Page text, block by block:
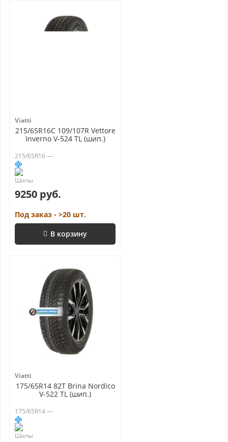
Viatti
215/65R16C 109/107R Vettore
Inverno V-524 TL (шип.)
215/65R16 —
9250 руб.
Под заказ - >20 шт.
В корзину
Viatti
175/65R14 82T Brina Nordico
V-522 TL (шип.)
175/65R14 —